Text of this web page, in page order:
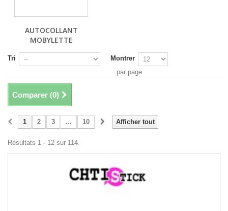
AUTOCOLLANT
MOBYLETTE
Tri
Montrer
par page
Comparer (0)
Afficher tout
1 2 3 ... 10
Résultats 1 - 12 sur 114.